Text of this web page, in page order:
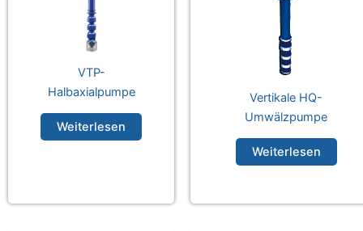
VTP-
Halbaxialpumpe
Weiterlesen
Vertikale HQ-
Umwälzpumpe
Weiterlesen